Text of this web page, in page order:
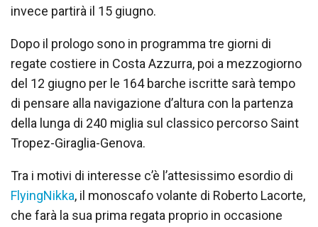
invece partirà il 15 giugno.
Dopo il prologo sono in programma tre giorni di
regate costiere in Costa Azzurra, poi a mezzogiorno
del 12 giugno per le 164 barche iscritte sarà tempo
di pensare alla navigazione d’altura con la partenza
della lunga di 240 miglia sul classico percorso Saint
Tropez-Giraglia-Genova.
Tra i motivi di interesse c’è l’attesissimo esordio di
FlyingNikka, il monoscafo volante di Roberto Lacorte,
che farà la sua prima regata proprio in occasione